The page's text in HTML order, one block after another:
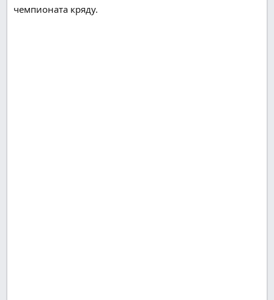
чемпионата кряду.